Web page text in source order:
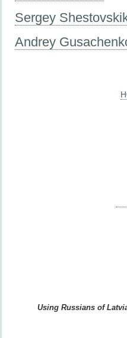
Sergey
Andrey
Using Russians of